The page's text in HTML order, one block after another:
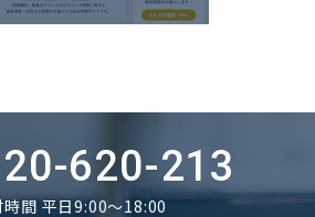
620-213
時間 平日9:00～18:00